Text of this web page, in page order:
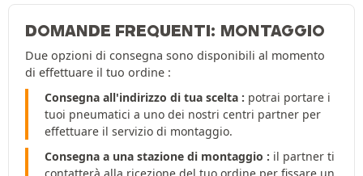
DOMANDE FREQUENTI: MONTAGGIO
Due opzioni di consegna sono disponibili al momento
di effettuare il tuo ordine :
Consegna all'indirizzo di tua scelta : potrai portare i
tuoi pneumatici a uno dei nostri centri partner per
effettuare il servizio di montaggio.
Consegna a una stazione di montaggio : il partner ti